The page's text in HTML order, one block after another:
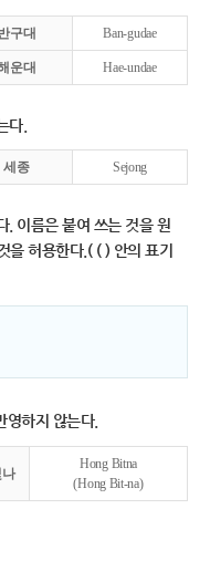
구대 Ban-gudae
운대 Hae-undae
다.
세종 Sejong
. 이름은 붙여 쓰는 것을 원
을 허용한다.( ( ) 안의 표기
영하지 않는다.
Hong Bitna
(Hong Bit-na)